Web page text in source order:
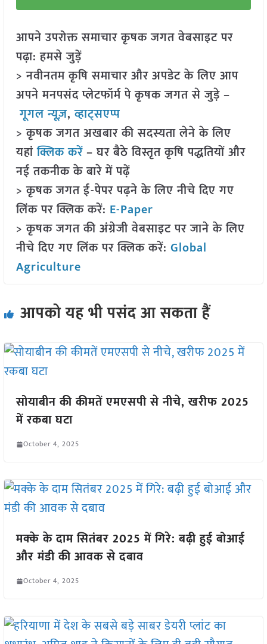
आपने उपरोक्त समाचार कृषक जगत वेबसाइट पर
पढ़ा: हमसे जुड़ें
> नवीनतम कृषि समाचार और अपडेट के लिए आप
अपने मनपसंद प्लेटफॉर्म पे कृषक जगत से जुड़े –
गूगल न्यूज़,व्हाट्सएप्प
> कृषक जगत अखबार की सदस्यता लेने के लिए
यहांक्लिक करें– घर बैठे विस्तृत कृषि पद्धतियों और
नई तकनीक के बारे में पढ़ें
> कृषक जगत ई-पेपर पढ़ने के लिए नीचे दिए गए
लिंक पर क्लिक करें: E-Paper
> कृषक जगत की अंग्रेजी वेबसाइट पर जाने के लिए
नीचे दिए गए लिंक पर क्लिक करें: Global
Agriculture
आपको यह भी पसंद आ सकता हैं
सोयाबीन की कीमतें एमएसपी से नीचे, खरीफ 2025
में रकबा घटा
October 4, 2025
मक्के के दाम सितंबर 2025 में गिरे: बढ़ी हुई बोआई
और मंडी की आवक से दबाव
October 4, 2025